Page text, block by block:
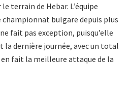
terrain de Hebar. L’équipe
championnat bulgare depuis plus
fait pas exception, puisqu’elle
la dernière journée, avec un total
en fait la meilleure attaque de la